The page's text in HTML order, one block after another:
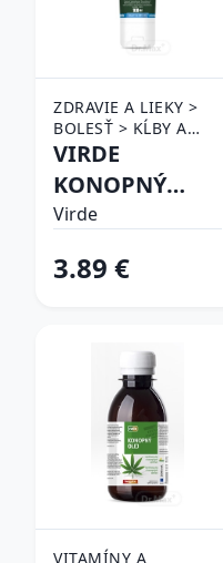
ZDRAVIE A LIEKY >
BOLESŤ > KĹBY A
SVALY
VIRDE
KONOPNÝ
KRÉM - rýchla
uvoľnenie
Virde
3.89 €
VITAMÍNY A